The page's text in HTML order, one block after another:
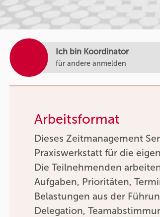
Arbeitsformat
Dieses Zeitmanagement
Praxiswerkstatt für die
Die Teilnehmenden
Aufgaben, Prioritäten,
Belastungen aus der
Delegation,
Ich bin Koordinator
für andere anmelden